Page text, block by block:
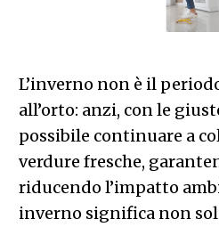
L’inverno non è il
all’orto: anzi, con le
possibile continuare a
verdure fresche,
riducendo l’impatto
inverno significa non